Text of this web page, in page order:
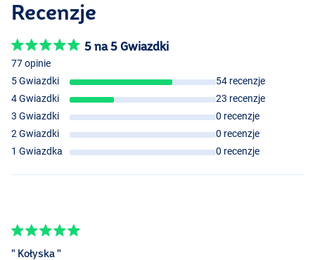
Recenzje
5 na 5 Gwiazdki
77 opinie
5 Gwiazdki
54 recenzje
4 Gwiazdki
23 recenzje
3 Gwiazdki
0 recenzje
2 Gwiazdki
0 recenzje
1 Gwiazdka
0 recenzje
" Kołyska "